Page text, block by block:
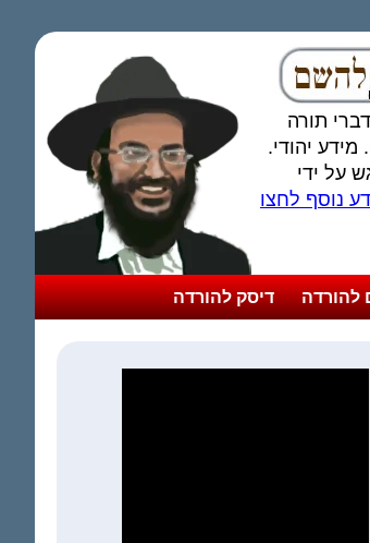
תורה
יהודי.
על ידי
נוסף לחצו
להורדה דיסק להורדה